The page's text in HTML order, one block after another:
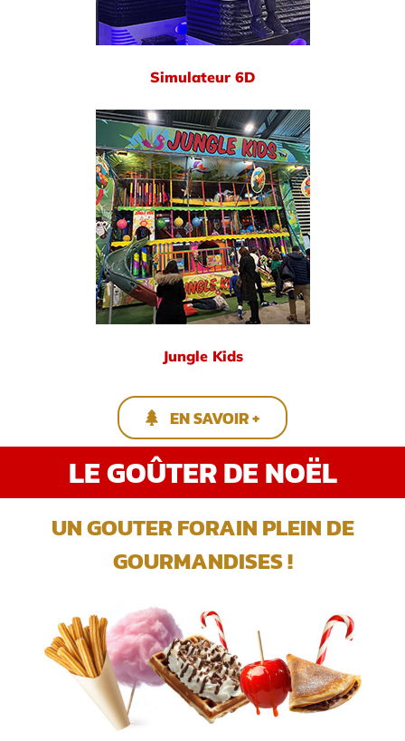
Simulateur 6D
Jungle Kids
EN SAVOIR +
LE GOÛTER DE NOËL
UN GOUTER FORAIN PLEIN DE
GOURMANDISES !